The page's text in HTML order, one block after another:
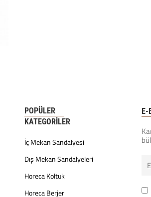
POPÜLER
KATEGORILER
İç Mekan Sandalyesi
Dış Mekan Sandalyeleri
Horeca Koltuk
Horeca Berjer
E-